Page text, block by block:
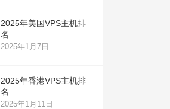
2025年美国VPS主机排
名
2025年1月7日
2025年香港VPS主机排
名
2025年1月11日